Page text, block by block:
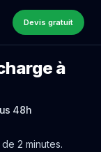
Devis gratuit
à
48h
2 minutes.